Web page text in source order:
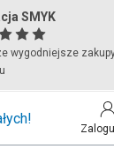
SMYK
wygodniejsze
Kraj i język